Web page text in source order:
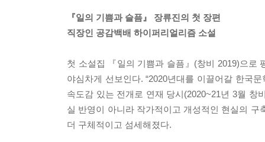
『일의 기쁨과 슬픔』 장류진의 첫 장편
직장인 공감백배 하이퍼리얼리즘 소설
첫 소설집 『일의 기쁨과 슬픔』(창비 2019)으로
야심차게 선보인다. “2020년대를 이끌어갈 한국
속도감 있는 전개로 연재 당시(2020~21년 3월 창
실 반영이 아니라 작가적이고 개성적인 현실의 구
더 구체적이고 섬세해졌다.